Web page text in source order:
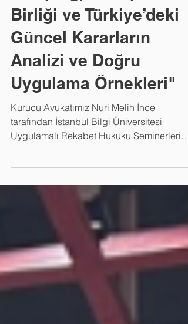
Jumping): Avrupa
Birliği ve Türkiye’deki
Güncel Kararların
Analizi ve Doğru
Uygulama Örnekleri"
Kurucu Avukatımız Nuri Melih İnce
tarafından İstanbul Bilgi Üniversitesi
2026 kapsamında 7 Nisan 2026 tarihinde
sunulan "Rekabet Otoritelerinin İzni
Olmaksızın Gerçekleştirilen Birleşme ve
ve Türkiye’deki Güncel Kararların Analizi ve
Doğru Uygulama Örnekleri" başlıklı tebliğin
videosu YouTube’da yayımlanmıştır. Son
dönemde izne tabi birleşme ve
devralmaların rekabet otoritelerinin izni